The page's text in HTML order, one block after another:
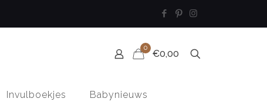
0
€0,00
Invulboekjes Babynieuws